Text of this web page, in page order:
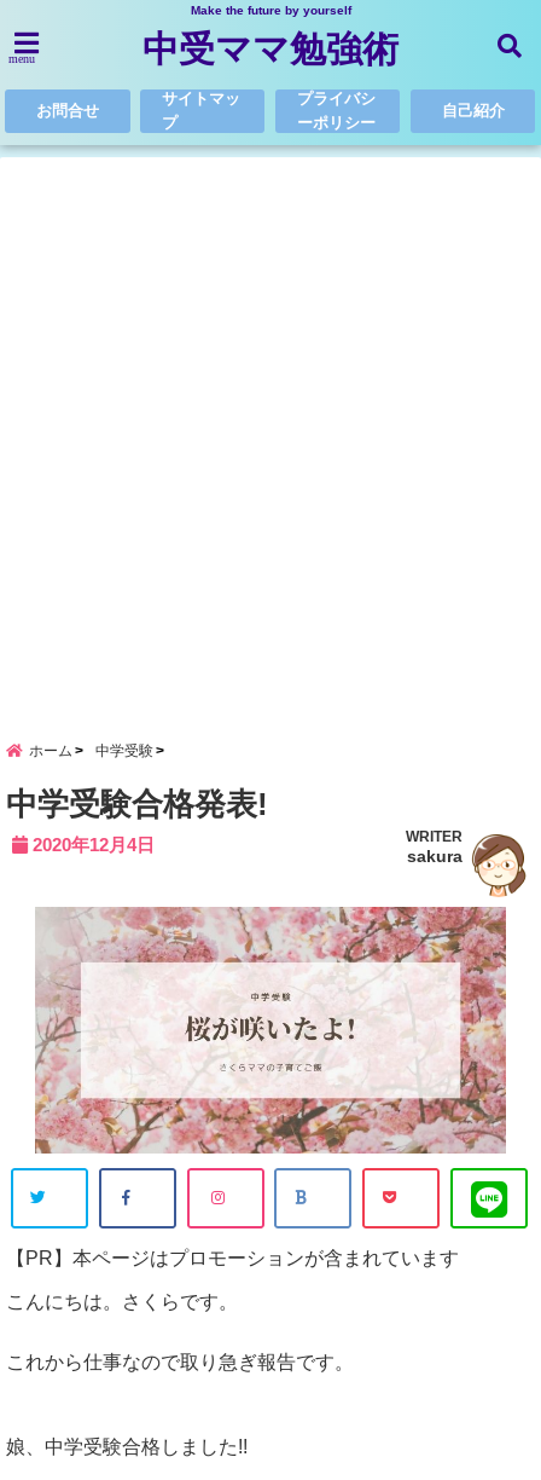
Make the future by yourself
menu 中受ママ勉強術
お問合せ
サイトマッ
プ
プライバシ
ーポリシー
自己紹介
ホーム 中学受験
中学受験合格発表!
2020年12月4日 WRITER
sakura
【PR】本ページはプロモーションが含まれています
こんにちは。さくらです。
これから仕事なので取り急ぎ報告です。
娘、中学受験合格しました!!